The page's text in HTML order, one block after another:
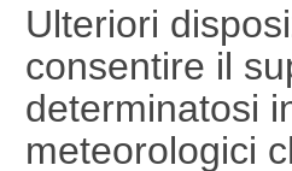
Ulteriori
consentire il
determinatosi
meteorologici